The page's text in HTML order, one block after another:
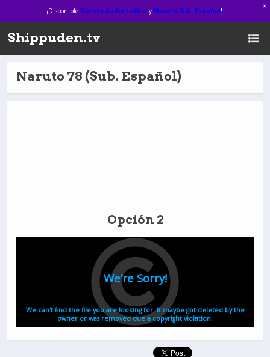
¡Disponible Naruto Audio Latinoy Naruto Sub. Español!
Shippuden.tv
Naruto 78 (Sub. Español)
Opción 2